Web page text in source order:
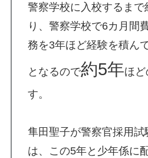
警察学校に入校するま
り、警察学校で6カ月間
務を3年ほど経験を積ん
となるので約5年ほど
す。
隼田聖子が警察官採用試
は、この5年と少年係に